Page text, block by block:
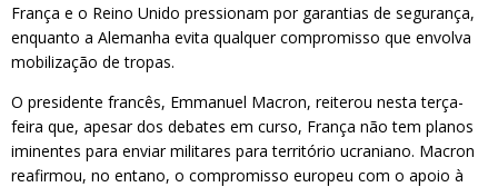
França e o Reino Unido pressionam por garantias de segurança,
enquanto a Alemanha evita qualquer compromisso que envolva
mobilização de tropas.
O presidente francês, Emmanuel Macron, reiterou nesta terça-
feira que, apesar dos debates em curso, França não tem planos
iminentes para enviar militares para território ucraniano. Macron
reafirmou, no entano, o compromisso europeu com o apoio à